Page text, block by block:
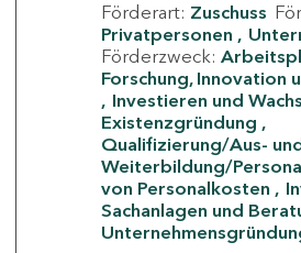
Förderart: Zuschuss
Privatpersonen
Förderzweck:
Forschung, Innovation
Investieren und
Existenzgründung
Qualifizierung/Aus-
Weiterbildung/
von Personalkosten
Sachanlagen und